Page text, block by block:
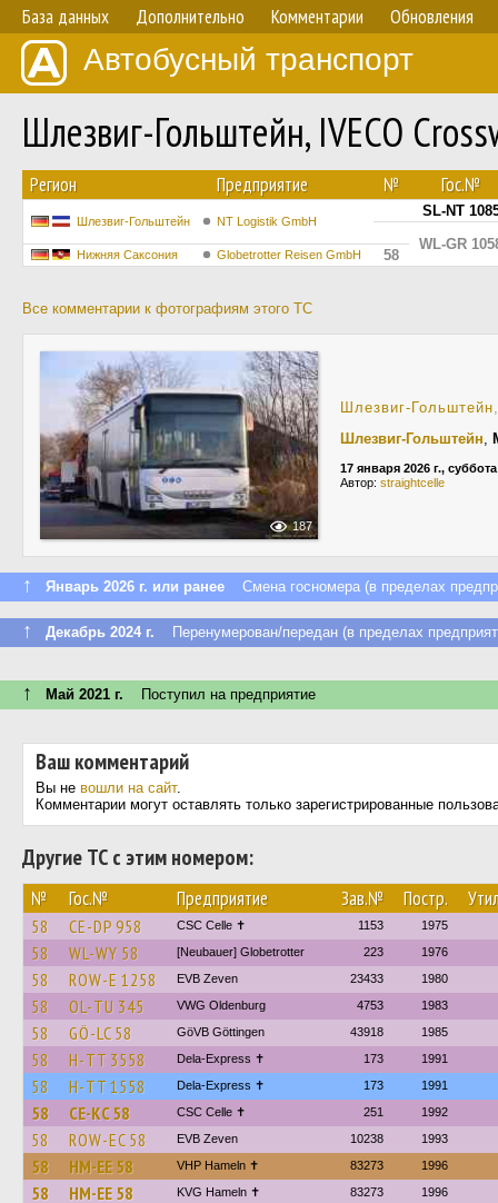
База данных Дополнительно Комментарии Обновления
Автобусный транспорт
Шлезвиг-Гольштейн, IVECO
Регион Предприятие № Гос.№
Шлезвиг-Гольштейн NT Logistik GmbH
SL-NT
WL-GR
Нижняя Саксония Globetrotter Reisen GmbH 58
Все комментарии к фотографиям этого ТС
187
Шлезвиг-Гольштейн
Шлезвиг-Гольштейн,
17 января 2026 г., суббота
Автор: straightcelle
↑ Январь 2026 г. или ранее Смена госномера (в пределах
↑ Декабрь 2024 г. Перенумерован/передан (в пределах
↑ Май 2021 г. Поступил на предприятие
Ваш комментарий
Вы не вошли на сайт.
Комментарии могут оставлять только зарегистрированные
Другие ТС с этим номером:
№ Гос.№ Предприятие Зав.№ Постр.
58 CE-DP 958 CSC Celle ✝ 1153 1975
58 WL-WY 58 [Neubauer] Globetrotter 223 1976
58 ROW-E 1258 EVB Zeven 23433 1980
58 OL-TU 345 VWG Oldenburg 4753 1983
58 GÖ-LC 58 GöVB Göttingen 43918 1985
58 H-TT 3558 Dela-Express ✝ 173 1991
58 H-TT 1558 Dela-Express ✝ 173 1991
58 CE-KC 58 CSC Celle ✝ 251 1992
58 ROW-EC 58 EVB Zeven 10238 1993
58 HM-EE 58 VHP Hameln ✝ 83273 1996
58 HM-EE 58 KVG Hameln ✝ 83273 1996